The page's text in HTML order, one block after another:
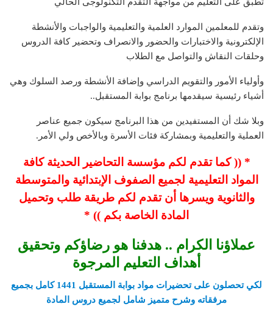
تطبق على التعليم من مواجهة التقدم التكنولوجى الحالي
وتقدم للمعلمين الموارد العلمية والتعليمية والواجبات والأنشطة
الإلكترونية والاختبارات والحضور والانصراف وتحضير كافة الدروس
وحلقات النقاش والتواصل مع الطلاب
وأولياء الأمور والتقويم الدراسي وإضافة الأنشطة ورصد السلوك وهي
أشياء رئيسية سيقدمها برنامج بوابة المستقبل..
وبلا شك أن المستفيدين من هذا البرنامج سيكون جميع عناصر
العملية والتعليمية وبمشاركة فئات الأسرة وبالأخص ولي الأمر.
* (( كما تقدم لكم مؤسسة التحاضير الحديثة كافة
المواد التعليمية لجميع الصفوف الإبتدائية والمتوسطة
والثانوية ويسرها أن تقدم لكم طريقة طلب وتحميل
المادة الخاصة بكم )) *
عملاؤنا الكرام .. هدفنا هو رضاؤكم وتحقيق
أهداف التعليم المرجوة
لكي تحصلون على تحضيرات مواد بوابة المستقبل 1441
كامل بجميع
مرفقاته وشرح متميز شامل لجميع دروس المادة